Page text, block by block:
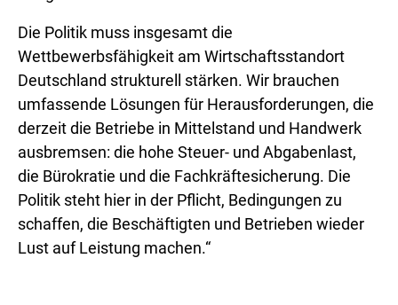
Die Politik muss insgesamt die
Wettbewerbsfähigkeit am Wirtschaftsstandort
Deutschland strukturell stärken. Wir brauchen
umfassende Lösungen für Herausforderungen, die
derzeit die Betriebe in Mittelstand und Handwerk
ausbremsen: die hohe Steuer- und Abgabenlast,
die Bürokratie und die Fachkräftesicherung. Die
Politik steht hier in der Pflicht, Bedingungen zu
schaffen, die Beschäftigten und Betrieben wieder
Lust auf Leistung machen.“